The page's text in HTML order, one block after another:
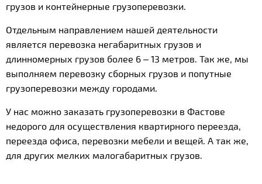
грузов и контейнерные грузоперевозки.
Отдельным направлением нашей деятельности
является перевозка негабаритных грузов и
длинномерных грузов более 6 – 13 метров. Так же, мы
выполняем перевозку сборных грузов и попутные
грузоперевозки между городами.
У нас можно заказать грузоперевозки в Фастове
недорого для осуществления квартирного переезда,
переезда офиса, перевозки мебели и вещей. А так же,
для других мелких малогабаритных грузов.